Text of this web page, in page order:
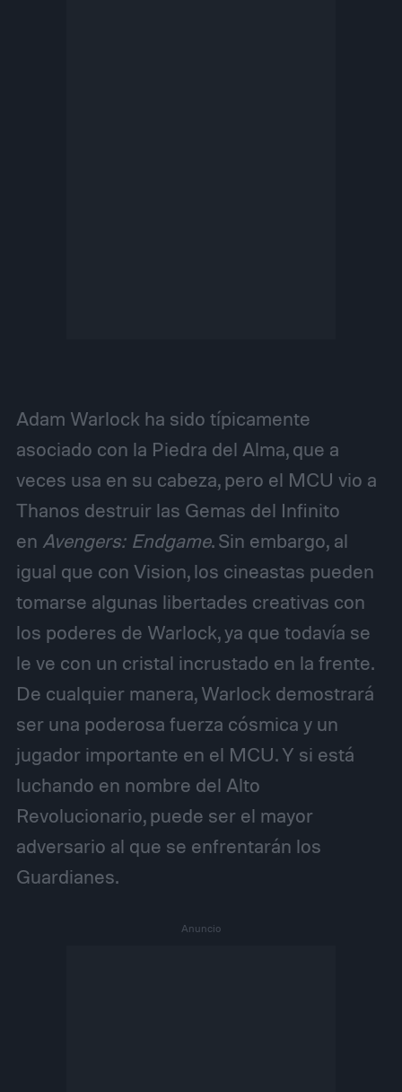
Adam Warlock ha sido típicamente
asociado con la Piedra del Alma, que a
veces usa en su cabeza, pero el MCU vio a
Thanos destruir las Gemas del Infinito
en Avengers: Endgame. Sin embargo, al
igual que con Vision, los cineastas pueden
tomarse algunas libertades creativas con
los poderes de Warlock, ya que todavía se
le ve con un cristal incrustado en la frente.
De cualquier manera, Warlock demostrará
ser una poderosa fuerza cósmica y un
jugador importante en el MCU. Y si está
luchando en nombre del Alto
Revolucionario, puede ser el mayor
adversario al que se enfrentarán los
Guardianes.